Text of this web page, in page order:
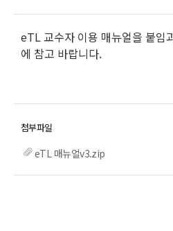
eTL 교수자 이용 매뉴얼을 붙임
에 참고 바랍니다.
eTL 매뉴얼v3.zip